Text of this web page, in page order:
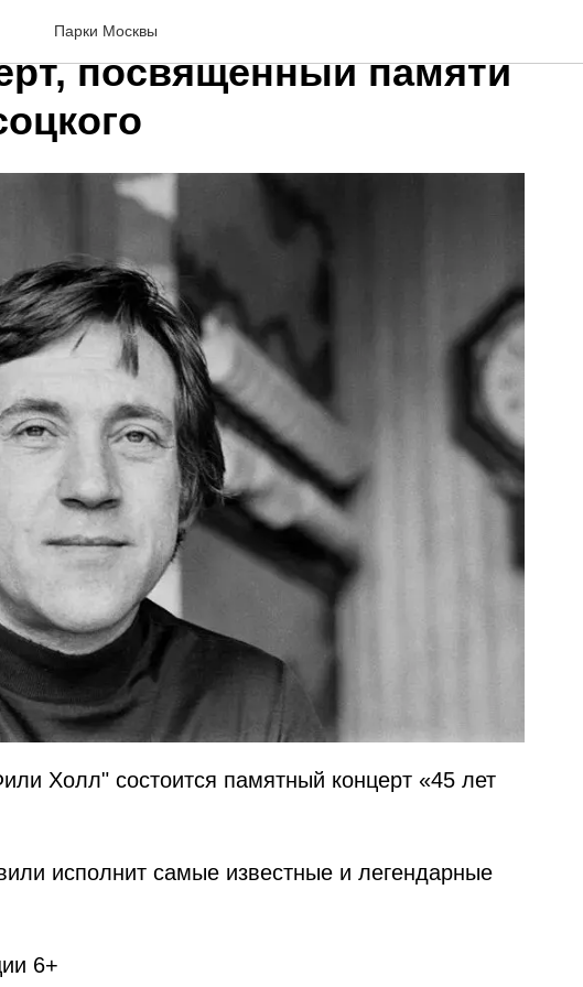
Парки МосквыХолл" пройдет
посвященный памяти
Холл" состоится памятный концерт «45 лет
исполнит самые известные и легендарные
6+